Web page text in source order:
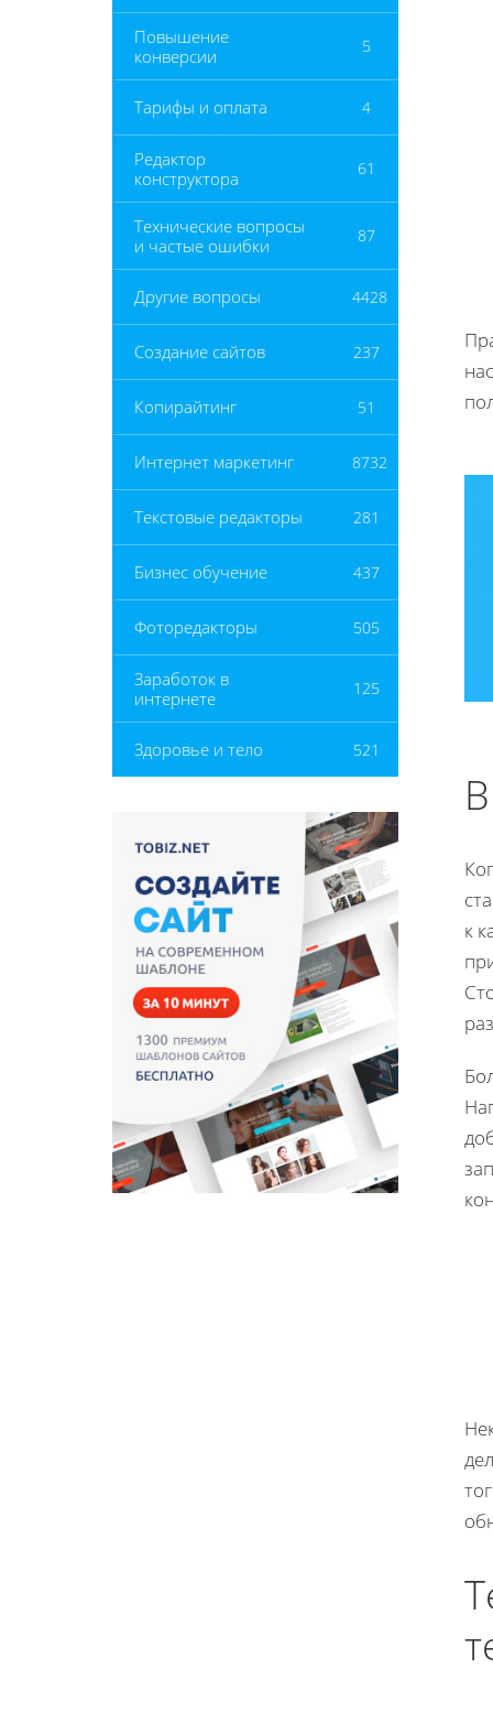
Повышение
конверсии
5
Тарифы и оплата 4
Редактор
конструктора
61
Технические вопросы
и частые ошибки
87
Другие вопросы 4428
Создание сайтов 237
Копирайтинг 51
Интернет маркетинг 8732
Текстовые редакторы 281
Бизнес обучение 437
Фоторедакторы 505
Заработок в
интернете
125
Здоровье и тело 521
к